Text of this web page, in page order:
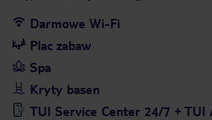
Darmowe Wi-Fi
Plac zabaw
Spa
Kryty basen
TUI Service Center 24/7 + TUI